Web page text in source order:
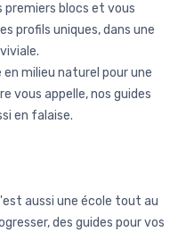
premiers blocs et vous
profils uniques, dans une
en milieu naturel pour une
vous appelle, nos guides
en falaise.
aussi une école tout au
des guides pour vos